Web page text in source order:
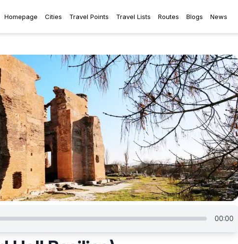
Homepage Cities Travel Points Travel Lists Routes Blogs News
00:00